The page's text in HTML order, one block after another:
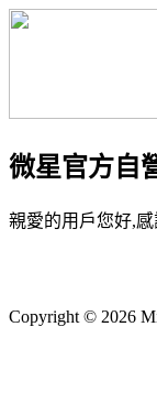
微星官方自
親愛的用戶您好,感
Copyright © 2026